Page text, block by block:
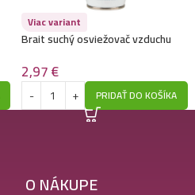
Viac variant
Brait suchý osviežovač vzduchu
2,97€
PRIDAŤ DO KOŠÍKA
O NÁKUPE